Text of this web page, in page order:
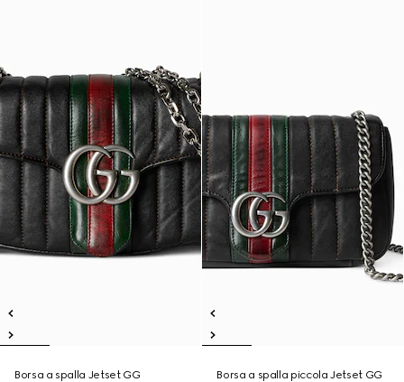
Borsa a spalla Jetset GG
Borsa a spalla piccola Jetset GG